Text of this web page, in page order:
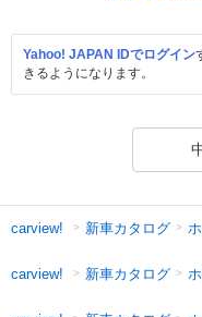
Yahoo! JAPAN IDでログイン
きるようになります。
carview! 新車カタログ
carview! 新車カタログ